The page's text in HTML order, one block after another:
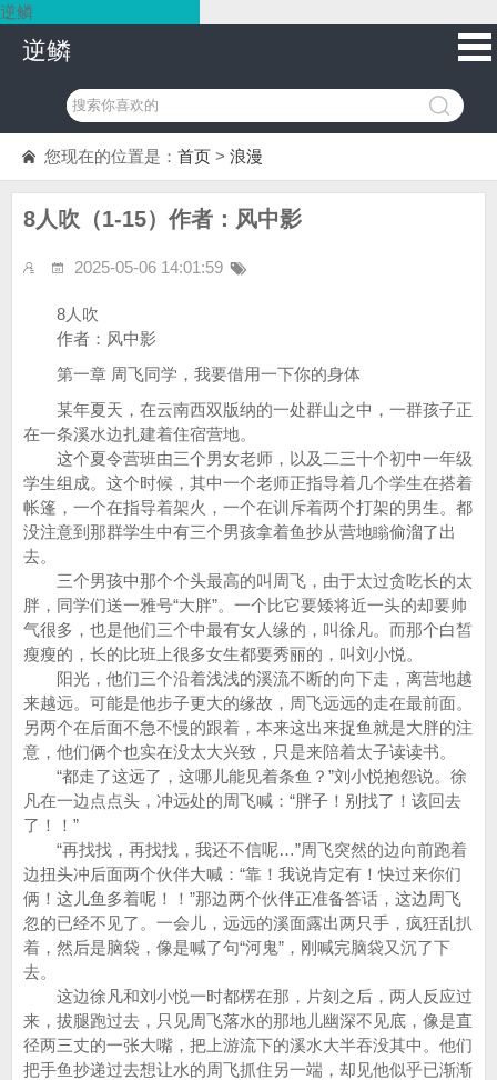
逆鳞
逆鳞
您现在的位置是： 首页 > 浪漫
8人吹（1-15）作者：风中影
2025-05-06 14:01:59
8人吹
作者：风中影
第一章 周飞同学，我要借用一下你的身体
某年夏天，在云南西双版纳的一处群山之中，一群孩子正
在一条溪水边扎建着住宿营地。
这个夏令营班由三个男女老师，以及二三十个初中一年级
学生组成。这个时候，其中一个老师正指导着几个学生在搭着
帐篷，一个在指导着架火，一个在训斥着两个打架的男生。都
没注意到那群学生中有三个男孩拿着鱼抄从营地瞈偷溜了出
去。
三个男孩中那个个头最高的叫周飞，由于太过贪吃长的太
胖，同学们送一雅号“大胖”。一个比它要矮将近一头的却要帅
气很多，也是他们三个中最有女人缘的，叫徐凡。而那个白皙
瘦瘦的，长的比班上很多女生都要秀丽的，叫刘小悦。
阳光，他们三个沿着浅浅的溪流不断的向下走，离营地越
来越远。可能是他步子更大的缘故，周飞远远的走在最前面。
另两个在后面不急不慢的跟着，本来这出来捉鱼就是大胖的注
意，他们俩个也实在没太大兴致，只是来陪着太子读读书。
“都走了这远了，这哪儿能见着条鱼？”刘小悦抱怨说。徐
凡在一边点点头，冲远处的周飞喊：“胖子！别找了！该回去
了！！”
“再找找，再找找，我还不信呢…”周飞突然的边向前跑着
边扭头冲后面两个伙伴大喊：“靠！我说肯定有！快过来你们
俩！这儿鱼多着呢！！”那边两个伙伴正准备答话，这边周飞
忽的已经不见了。一会儿，远远的溪面露出两只手，疯狂乱扒
着，然后是脑袋，像是喊了句“河鬼”，刚喊完脑袋又沉了下
去。
这边徐凡和刘小悦一时都楞在那，片刻之后，两人反应过
来，拔腿跑过去，只见周飞落水的那地儿幽深不见底，像是直
径两三丈的一张大嘴，把上游流下的溪水大半吞没其中。他们
把手鱼抄递过去想让水的周飞抓住另一端，却见他似乎已渐渐